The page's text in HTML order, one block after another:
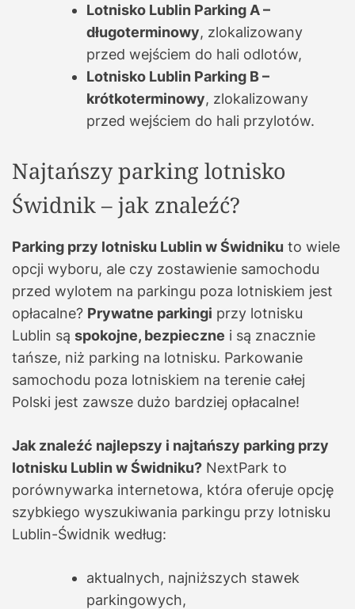
Lotnisko Lublin Parking A –
długoterminowy, zlokalizowany
przed wejściem do hali odlotów,
Lotnisko Lublin Parking B –
krótkoterminowy, zlokalizowany
przed wejściem do hali przylotów.
Najtańszy parking lotnisko
Świdnik – jak znaleźć?
Parking przy lotnisku Lublin w Świdniku to wiele
opcji wyboru, ale czy zostawienie samochodu
przed wylotem na parkingu poza lotniskiem jest
opłacalne? Prywatne parkingi przy lotnisku
Lublin są spokojne, bezpieczne i są znacznie
tańsze, niż parking na lotnisku. Parkowanie
samochodu poza lotniskiem na terenie całej
Polski jest zawsze dużo bardziej opłacalne!
Jak znaleźć najlepszy i najtańszy parking przy
lotnisku Lublin w Świdniku? NextPark to
porównywarka internetowa, która oferuje opcję
szybkiego wyszukiwania parkingu przy lotnisku
Lublin-Świdnik według:
aktualnych, najniższych stawek
parkingowych,